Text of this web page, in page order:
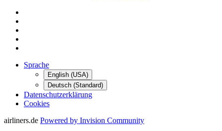
Sprache
English (USA)
Deutsch (Standard)
Datenschutzerklärung
Cookies
airliners.de Powered by Invision Community